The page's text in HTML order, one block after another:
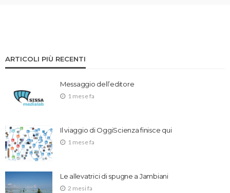
ARTICOLI PIÙ RECENTI
Messaggio dell’editore
1 mese fa
Il viaggio di OggiScienza finisce qui
1 mese fa
Le allevatrici di spugne a Jambiani
2 mesi fa